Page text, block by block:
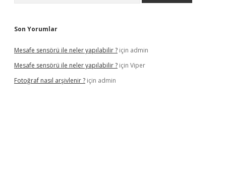
Son Yorumlar
Mesafe sensörü ile neler yapılabilir ? için admin
Mesafe sensörü ile neler yapılabilir ? için Viper
Fotoğraf nasıl arşivlenir ? için admin